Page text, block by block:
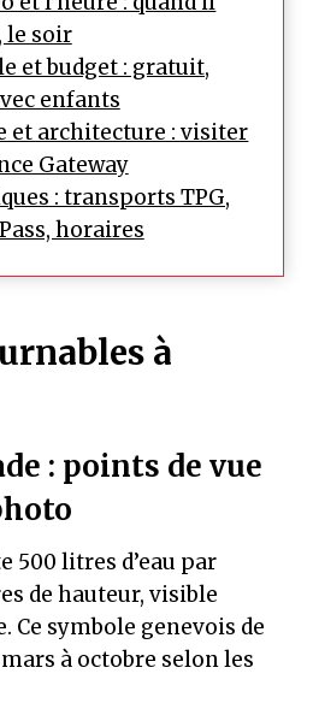
le soir
et budget : gratuit,
enfants
et architecture : visiter
Gateway
: transports TPG,
horaires
à
: points de vue
500 litres d’eau par
de hauteur, visible
Ce symbole genevois de
à octobre selon les